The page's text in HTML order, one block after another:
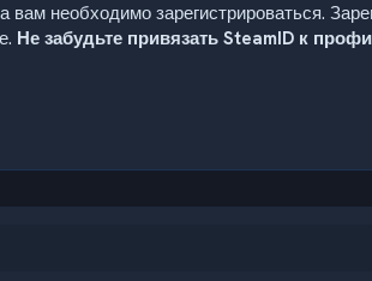
необходимо зарегистрироваться.
Не забудьте привязать SteamID к